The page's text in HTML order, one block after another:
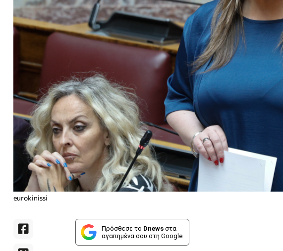
eurokinissi
Πρόσθεσε το Dnews στα
αγαπημένα σου στη Google